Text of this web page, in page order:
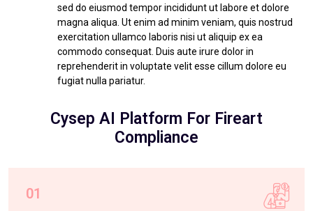
sed do eiusmod tempor incididunt ut labore et dolore
magna aliqua. Ut enim ad minim veniam, quis nostrud
exercitation ullamco laboris nisi ut aliquip ex ea
commodo consequat. Duis aute irure dolor in
reprehenderit in voluptate velit esse cillum dolore eu
fugiat nulla pariatur.
Cysep AI Platform For Fireart
Compliance
01